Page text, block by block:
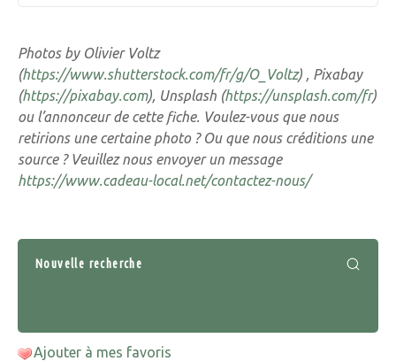
Photos by Olivier Voltz
(https://www.shutterstock.com/fr/g/O_Voltz) , Pixabay
(https://pixabay.com), Unsplash (https://unsplash.com/fr)
ou l’annonceur de cette fiche. Voulez-vous que nous
retirions une certaine photo ? Ou que nous créditions une
source ? Veuillez nous envoyer un message
https://www.cadeau-local.net/contactez-nous/
Nouvelle recherche
Ajouter à mes favoris